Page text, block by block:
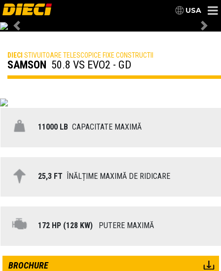
USA
Previous
DIECI STIVUITOARE TELESCOPICE FIXE CONSTRUCTII
SAMSON 50.8 VS EVO2 - GD
11000 LB CAPACITATE MAXIMĂ
25,3 FT ÎNĂLȚIME MAXIMĂ DE RIDICARE
172 HP (128 KW) PUTERE MAXIMĂ
BROCHURE